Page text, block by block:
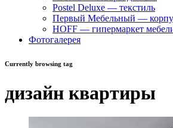
Postel Deluxe — текстиль
Первый Мебельный —
HOFF — гипермаркет
Фотогалерея
Currently browsing tag
дизайн квартиры